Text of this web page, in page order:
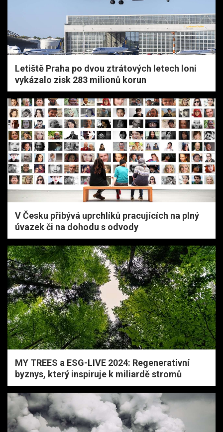
Letiště Praha po dvou ztrátových letech loni
vykázalo zisk 283 milionů korun
V Česku přibývá uprchlíků pracujících na plný
úvazek či na dohodu s odvody
MY TREES a ESG-LIVE 2024: Regenerativní
byznys, který inspiruje k miliardě stromů